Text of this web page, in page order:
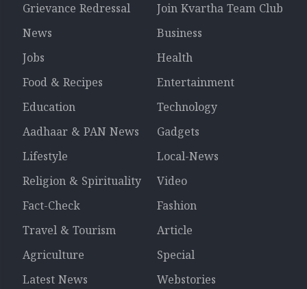
Grievance Redressal
Join Kvartha Team Club
News
Business
Jobs
Health
Food & Recipes
Entertainment
Education
Technology
Aadhaar & PAN News
Gadgets
Lifestyle
Local-News
Religion & Spirituality
Video
Fact-Check
Fashion
Travel & Tourism
Article
Agriculture
Special
Latest News
Webstories